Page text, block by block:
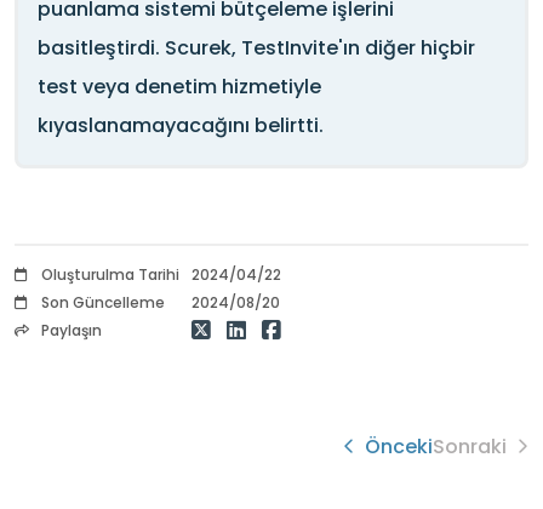
puanlama sistemi bütçeleme işlerini
basitleştirdi. Scurek, TestInvite'ın diğer hiçbir
test veya denetim hizmetiyle
kıyaslanamayacağını belirtti.
Oluşturulma Tarihi
2024/04/22
Son Güncelleme
2024/08/20
Paylaşın
ÖncekiSonraki